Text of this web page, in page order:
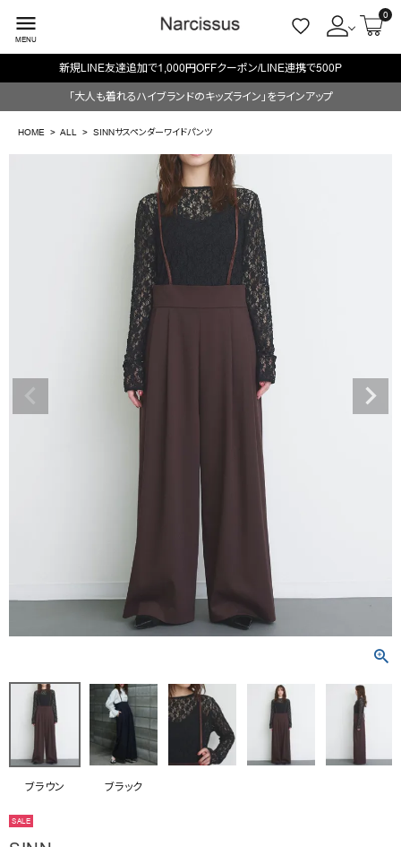
menu
MENU
0
ようこそ ゲスト 様
search
はじめてご利用の方へ
お問い合わせ
新規LINE友達追加で1,000円OFFクーポン/LINE連携で500P
「大人も着れるハイブランドのキッズライン」をラインアップ
HOME ALL SINNサスペンダーワイドパンツ
ブラウン ブラック
SALE